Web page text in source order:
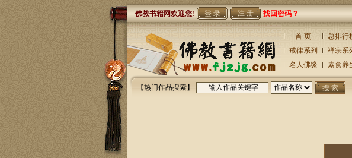
佛教书籍网欢迎您! 注 册 找回密码？
首 页 总排行
戒律系列
禅宗系
名人佛缘
素食养
【热门作品搜索】